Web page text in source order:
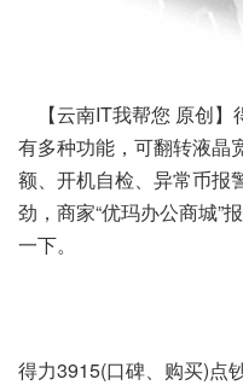
【云南IT我帮您 原创】
有多种功能，可翻转液晶
额、开机自检、异常币报
劲，商家“优玛办公商城”
一下。
得力3915(口碑、购买)点